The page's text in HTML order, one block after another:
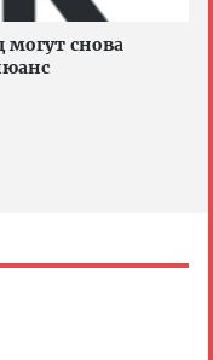
снова